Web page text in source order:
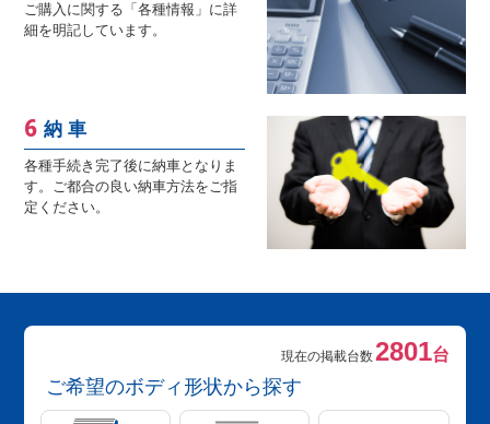
ご購入に関する「各種情報」に詳
細を明記しています。
納 車
各種手続き完了後に納車となりま
す。ご都合の良い納車方法をご指
定ください。
現在の掲載台数2801台
ご希望のボディ形状から探す